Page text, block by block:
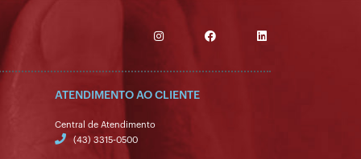
ATENDIMENTO AO CLIENTE
Central de Atendimento
(43) 3315-0500